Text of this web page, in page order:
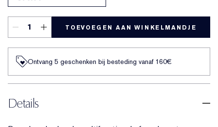
TOEVOEGEN AAN WINKELMANDJE
Ontvang 5 geschenken bij besteding vanaf 160€
Details